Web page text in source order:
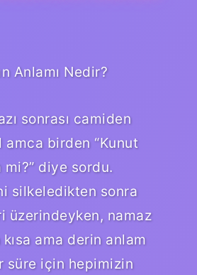
Anlamı Nedir?
sonrası camiden
amca birden “Kunut
mi?” diye sordu.
silkeledikten sonra
üzerindeyken, namaz
kısa ama derin anlam
süre için hepimizin